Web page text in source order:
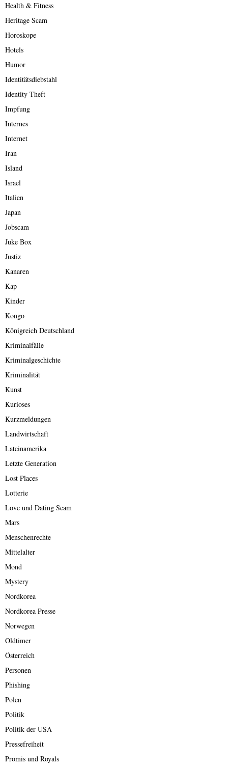
Health & Fitness
Heritage Scam
Horoskope
Hotels
Humor
Identitätsdiebstahl
Identity Theft
Impfung
Internes
Internet
Iran
Island
Israel
Italien
Japan
Jobscam
Juke Box
Justiz
Kanaren
Kap
Kinder
Kongo
Königreich Deutschland
Kriminalfälle
Kriminalgeschichte
Kriminalität
Kunst
Kurioses
Kurzmeldungen
Landwirtschaft
Lateinamerika
Letzte Generation
Lost Places
Lotterie
Love und Dating Scam
Mars
Menschenrechte
Mittelalter
Mond
Mystery
Nordkorea
Nordkorea Presse
Norwegen
Oldtimer
Österreich
Personen
Phishing
Polen
Politik
Politik der USA
Pressefreiheit
Promis und Royals